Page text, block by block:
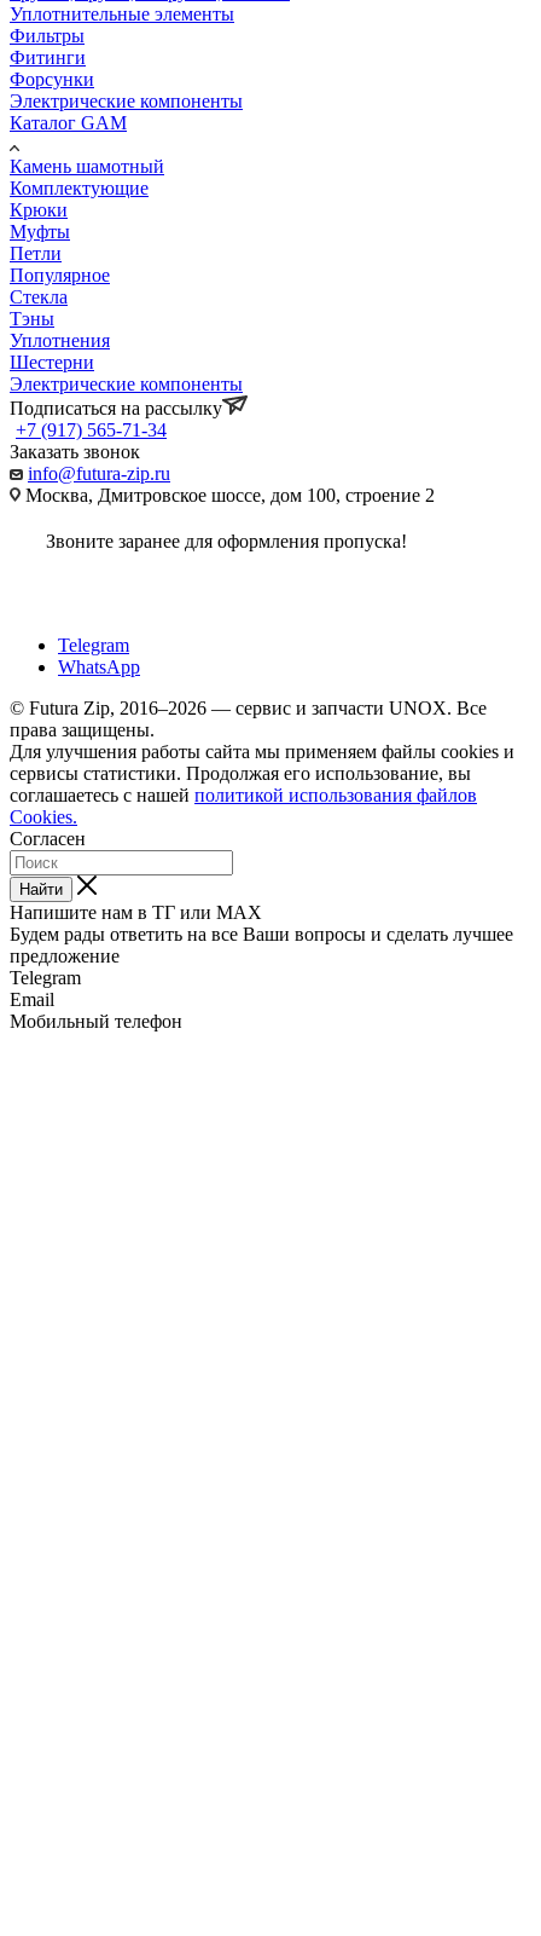
Уплотнительные элементы
Фильтры
Фитинги
Форсунки
Электрические компоненты
Каталог GAM
Камень шамотный
Комплектующие
Крюки
Муфты
Петли
Популярное
Стекла
Тэны
Уплотнения
Шестерни
Электрические компоненты
Подписаться на рассылку
+7 (917) 565-71-34
Заказать звонок
info@futura-zip.ru
Москва, Дмитровское шоссе, дом 100, строение 2
Звоните заранее для оформления пропуска!
Telegram
WhatsApp
© Futura Zip, 2016–2026 — сервис и запчасти UNOX. Все
права защищены.
Для улучшения работы сайта мы применяем файлы cookies и
сервисы статистики. Продолжая его использование, вы
соглашаетесь с нашей политикой использования файлов
Cookies.
Согласен
Найти
Напишите нам в ТГ или MAX
Будем рады ответить на все Ваши вопросы и сделать лучшее
предложение
Telegram
Email
Мобильный телефон